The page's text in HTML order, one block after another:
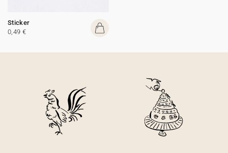
Sticker
0,49 €